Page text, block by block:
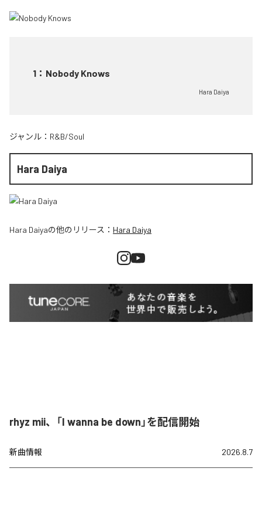
1 ： Nobody Knows
Hara Daiya
ジャンル： R&B/Soul
Hara Daiya
Hara Daiyaの他のリリース： Hara Daiya
rhyz mii、「I wanna be down」を配信開始
新曲情報 2026.8.7